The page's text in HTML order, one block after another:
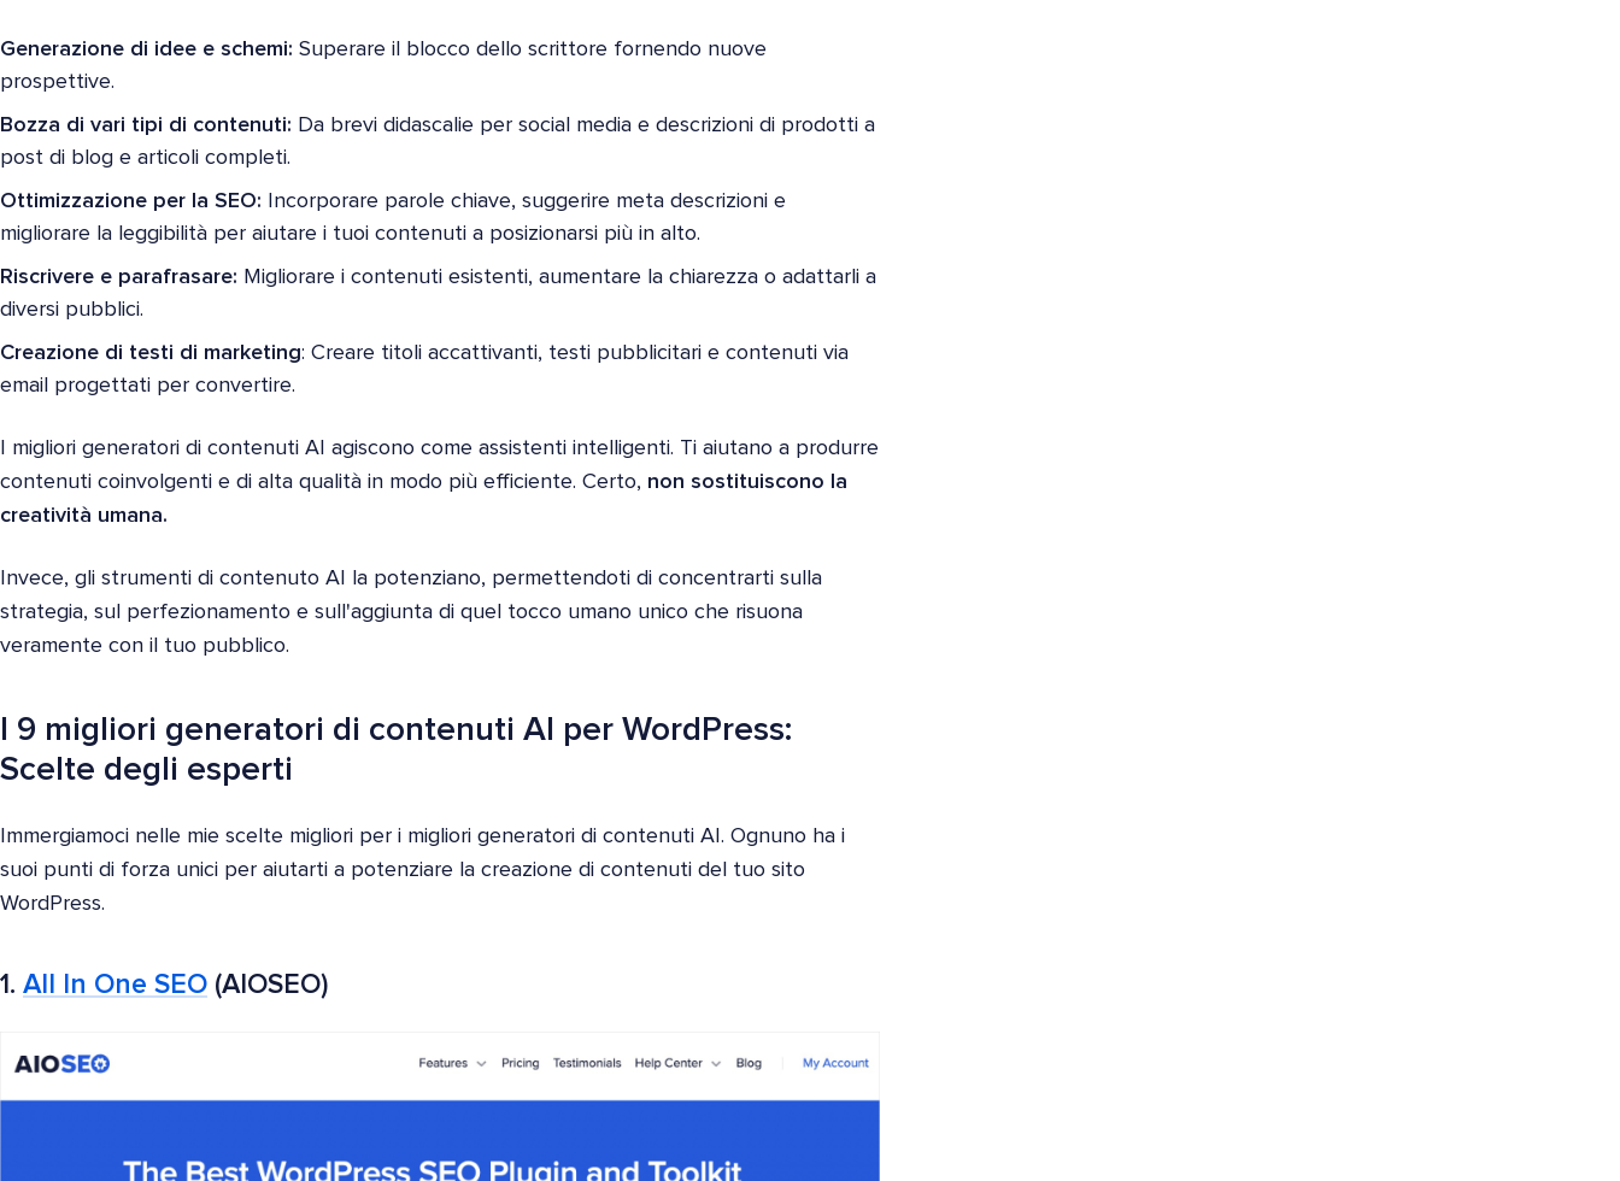
Generazione di idee e schemi: Superare il blocco dello scrittore fornendo nuove
prospettive.
Bozza di vari tipi di contenuti: Da brevi didascalie per social media e descrizioni di prodotti a
post di blog e articoli completi.
Ottimizzazione per la SEO: Incorporare parole chiave, suggerire meta descrizioni e
migliorare la leggibilità per aiutare i tuoi contenuti a posizionarsi più in alto.
Riscrivere e parafrasare: Migliorare i contenuti esistenti, aumentare la chiarezza o adattarli a
diversi pubblici.
Creazione di testi di marketing: Creare titoli accattivanti, testi pubblicitari e contenuti via
email progettati per convertire.
I migliori generatori di contenuti AI agiscono come assistenti intelligenti. Ti aiutano a produrre
contenuti coinvolgenti e di alta qualità in modo più efficiente. Certo, non sostituiscono la
creatività umana.
Invece, gli strumenti di contenuto AI la potenziano, permettendoti di concentrarti sulla
strategia, sul perfezionamento e sull'aggiunta di quel tocco umano unico che risuona
veramente con il tuo pubblico.
I 9 migliori generatori di contenuti AI per WordPress:
Scelte degli esperti
Immergiamoci nelle mie scelte migliori per i migliori generatori di contenuti AI. Ognuno ha i
suoi punti di forza unici per aiutarti a potenziare la creazione di contenuti del tuo sito
WordPress.
1. All In One SEO (AIOSEO)